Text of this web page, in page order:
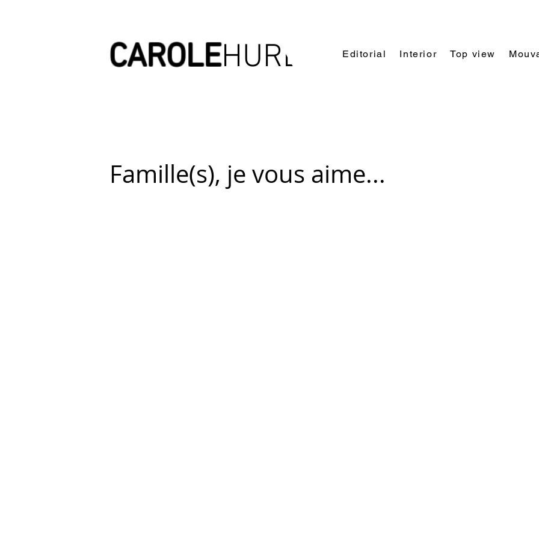
Editorial Interior Top view
Famille(s), je vous aime...
CAROLEHUREL